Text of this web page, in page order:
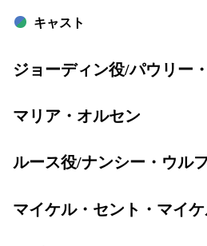
キャスト
ジョーディン役/パウリー
マリア・オルセン
ルース役/ナンシー・ウル
マイケル・セント・マイ